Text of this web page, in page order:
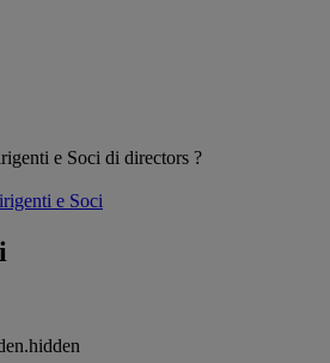
e Soci di directors ?
e Soci